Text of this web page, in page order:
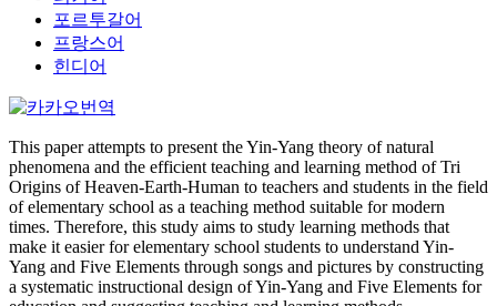
포르투갈어
프랑스어
힌디어
This paper attempts to present the Yin-Yang theory of natural
phenomena and the efficient teaching and learning method of Tri
Origins of Heaven-Earth-Human to teachers and students in the field
of elementary school as a teaching method suitable for modern
times. Therefore, this study aims to study learning methods that
make it easier for elementary school students to understand Yin-
Yang and Five Elements through songs and pictures by constructing
a systematic instructional design of Yin-Yang and Five Elements for